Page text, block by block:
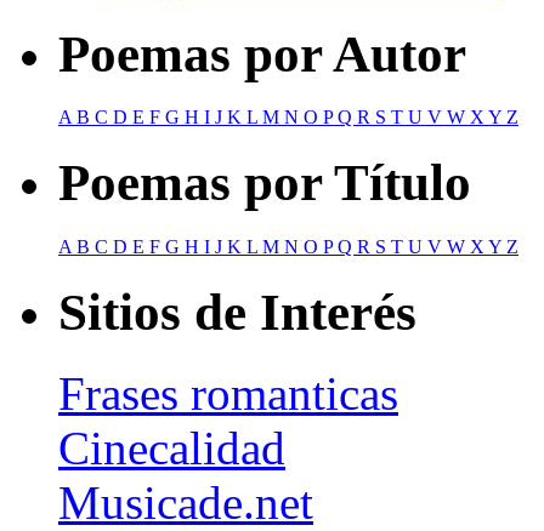
Poemas por Autor
AB C D E F G H I J K L M N O PQ R S T U V W XY Z
Poemas por Título
A B C D E F G H I J K L M N O PQ R S T U V W X Y Z
Sitios de Interés
Frases romanticas
Cinecalidad
Musicade.net